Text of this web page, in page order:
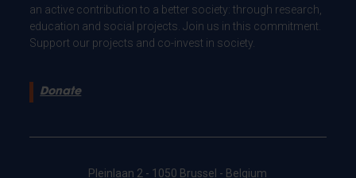
an active contribution to a better society: through research,
education and social projects. Join us in this commitment.
Support our projects and co-invest in society.
Donate
Pleinlaan 2 - 1050 Brussel - Belgium